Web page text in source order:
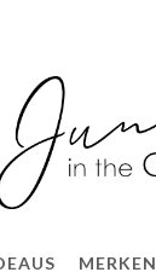
MERKEN